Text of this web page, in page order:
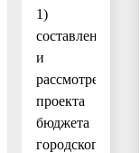
1)
составление
и
рассмотрение
проекта
бюджета
городского